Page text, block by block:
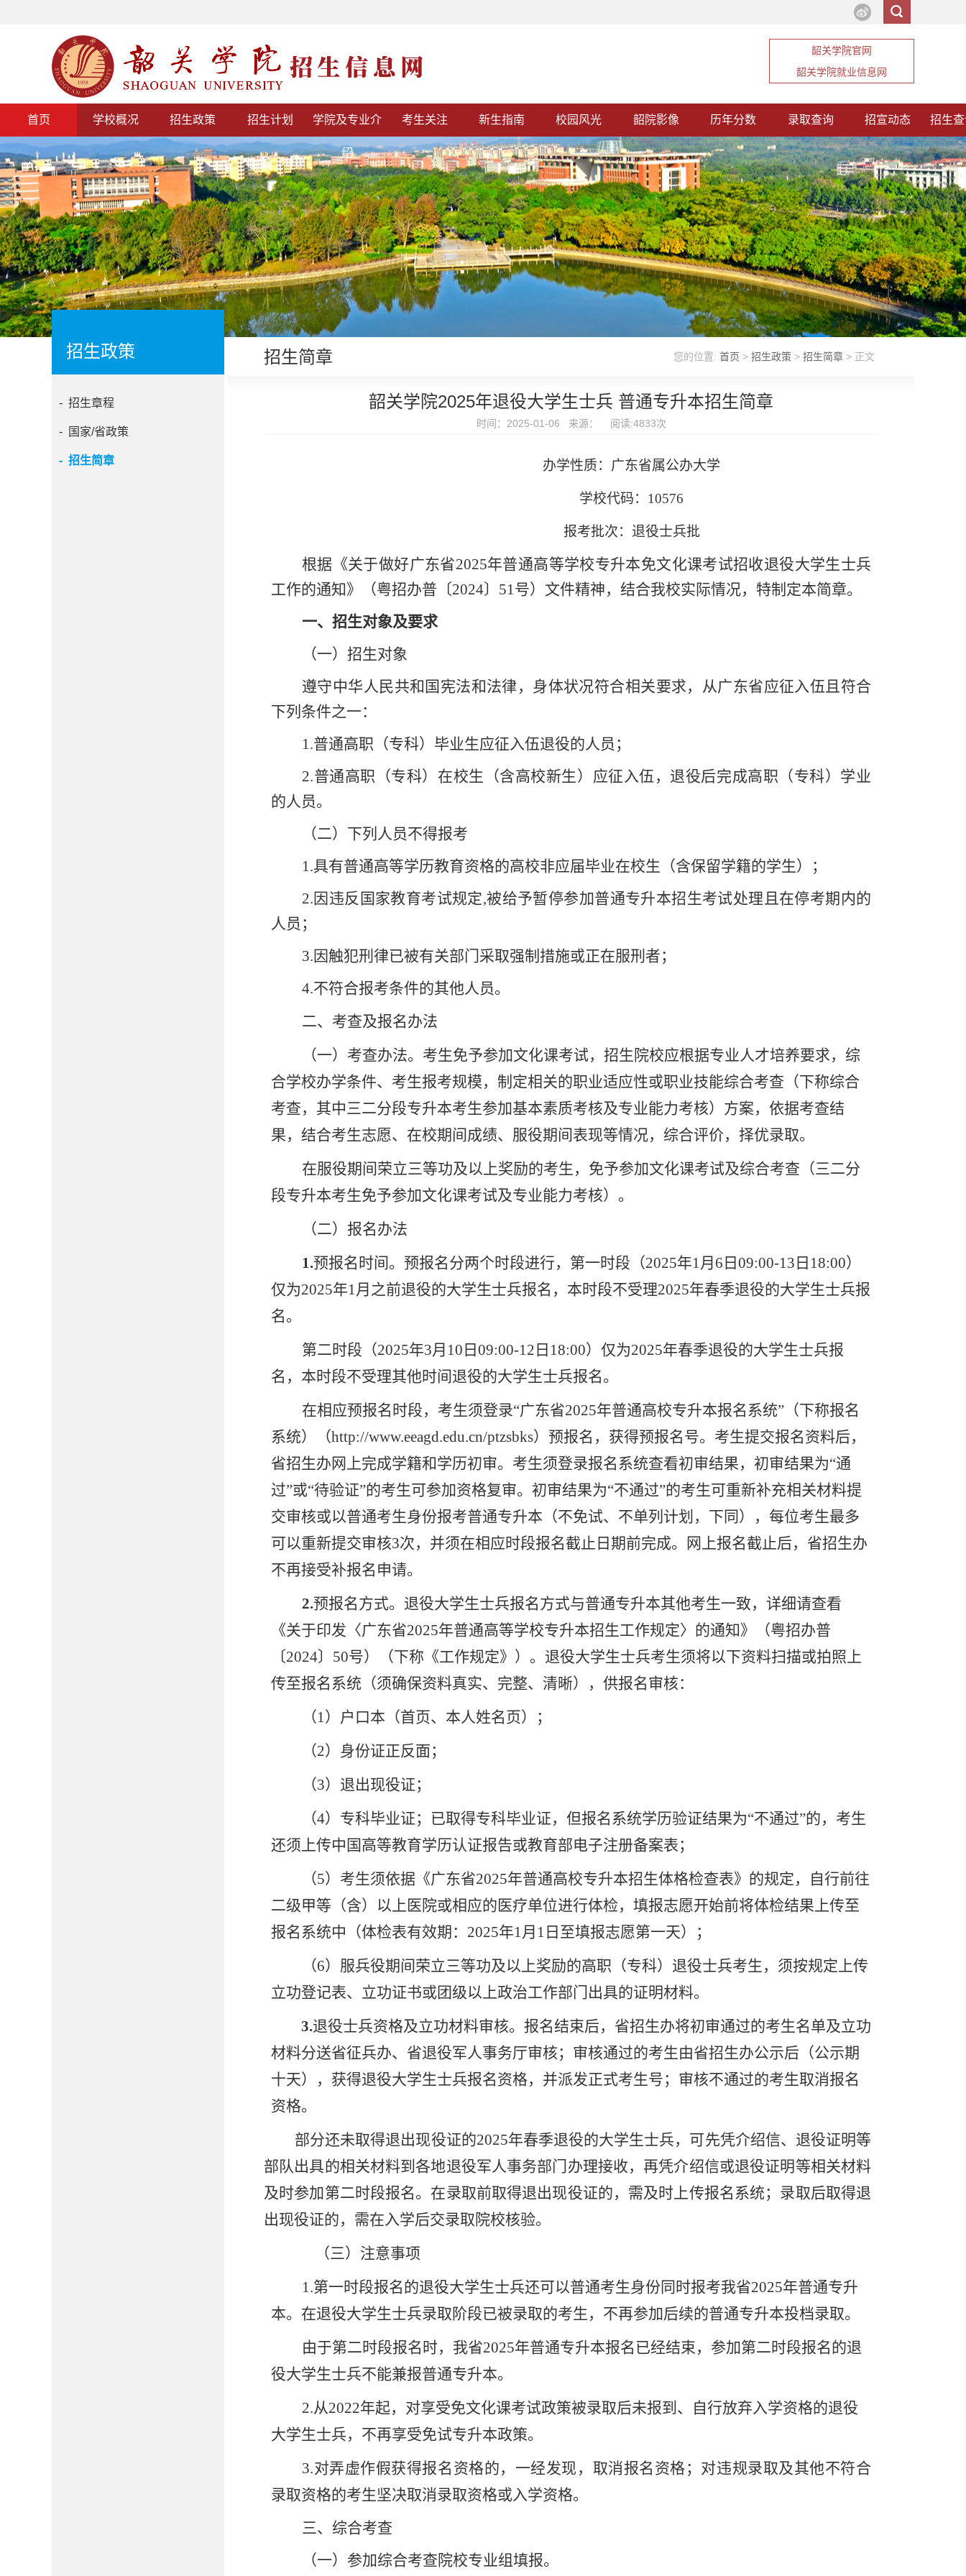
韶关学院官网
韶关学院就业信息网
首页 学校概况 招生政策 招生计划 学院及专业介
绍
考生关注 新生指南 校园风光 韶院影像 历年分数 录取查询 招宣动态 招生
招生政策
- 招生章程
- 国家/省政策
- 招生简章
招生简章 您的位置: 首页 > 招生政策 > 招生简章 > 正文
韶关学院2025年退役大学生士兵 普通专升本招生简章
时间：2025-01-06 来源： 阅读:4833次
办学性质： 广东省属公办大学
学校代码： 10576
报考批次：退役士兵批
根据《关于做好广东省2025年普通高等学校专升本免文化课考试招收退役大学生士兵
工作的通知》（粤招办普〔2024〕 51号） 文件精神，结合我校实际情况，特制定本简章。
一、招生对象及要求
（一）招生对象
遵守中华人民共和国宪法和法律，身体状况符合相关要求，从广东省应征入伍且符合
下列条件之一：
1.普通高职（专科）毕业生应征入伍退役的人员；
2.普通高职（专科）在校生（含高校新生）应征入伍，退役后完成高职（专科）学业
的人员。
（二）下列人员不得报考
1.具有普通高等学历教育资格的高校非应届毕业在校生（含保留学籍的学生）；
2.因违反国家教育考试规定,被给予暂停参加普通专升本招生考试处理且在停考期内的
人员；
3.因触犯刑律已被有关部门采取强制措施或正在服刑者；
4.不符合报考条件的其他人员。
二、考查及报名办法
（一）考查办法。 考生免予参加文化课考试，招生院校应根据专业人才培养要求，综
合学校办学条件、考生报考规模，制定相关的职业适应性或职业技能综合考查（下称综合
考查，其中三二分段专升本考生参加基本素质考核及专业能力考核）方案，依据考查结
果，结合考生志愿、在校期间成绩、服役期间表现等情况，综合评价，择优录取。
在服役期间荣立三等功及以上奖励的考生，免予参加文化课考试及综合考查（三二分
段专升本考生免予参加文化课考试及专业能力考核）。
（二）报名办法
1.预报名时间。预报名分两个时段进行，第一时段（2025年1月6日09:00-13日18:00）
仅为2025年1月之前退役的大学生士兵报名，本时段不受理2025年春季退役的大学生士兵报
名。
第二时段（2025年3月10日09:00-12日18:00）仅为2025年春季退役的大学生士兵报
名，本时段不受理其他时间退役的大学生士兵报名。
在相应预报名时段， 考生须登录“广东省2025年普通高校专升本报名系统” （下称报名
系统）（http://www.eeagd.edu.cn/ptzsbks）预报名，获得预报名号。考生提交报名资料后，
省招生办网上完成学籍和学历初审。考生须登录报名系统查看初审结果，初审结果为“通
过”或“待验证”的考生可参加资格复审。 初审结果为“不通过”的考生可重新补充相关材料提
交审核或以普通考生身份报考普通专升本（不免试、不单列计划，下同），每位考生最多
可以重新提交审核3次，并须在相应时段报名截止日期前完成。网上报名截止后，省招生办
不再接受补报名申请。
2.预报名方式。退役大学生士兵报名方式与普通专升本其他考生一致，详细请查看
《关于印发〈广东省2025年普通高等学校专升本招生工作规定〉的通知》（粤招办普
〔2024〕50号）（下称《工作规定》）。退役大学生士兵考生须将以下资料扫描或拍照上
传至报名系统（须确保资料真实、完整、清晰）， 供报名审核：
（1）户口本（首页、本人姓名页）；
（2）身份证正反面；
（3）退出现役证；
（4）专科毕业证；已取得专科毕业证，但报名系统学历验证结果为“不通过”的，考生
还须上传中国高等教育学历认证报告或教育部电子注册备案表；
（5）考生须依据《广东省2025年普通高校专升本招生体格检查表》的规定，自行前往
二级甲等（含）以上医院或相应的医疗单位进行体检，填报志愿开始前将体检结果上传至
报名系统中（体检表有效期： 2025年1月 1 日至填报志愿第一天）；
（6）服兵役期间荣立三等功及以上奖励的高职（专科）退役士兵考生，须按规定 上传
立功登记表、立功证书或团级以上政治工作部门出具的证明材料。
3.退役士兵资格及立功材料审核。 报名结束后，省招生办将初审通过的考生名单及立功
材料分送省征兵办、省退役军人事务厅审核；审核通过的考生由省招生办公示后（公示期
十天），获得退役大学生士兵报名资格，并派发正式考生号；审核不通过的考生取消报名
资格。
部分还未取得退出现役证的2025年春季退役的大学生士兵， 可先凭介绍信、退役证明等
部队出具的相关材料到各地退役军人事务部门 办理接收，再凭介绍信或退役证明等相关材料
及时参加第二时段报名。 在录取前取得退出现役证的，需及时上传报名系统；录取后取得退
出现役证的，需在入学后交录取院校核验。
（三）注意事项
1.第一时段报名的退役大学生士兵还可以普通考生身份同时报考我省2025年普通专升
本。 在退役大学生士兵录取阶段已被录取的考生，不再参加后续的普通专升本投档录取。
由于第二时段报名时，我省2025年普通专升本报名已经结束，参加第二时段报名的退
役大学生士兵不能兼报普通专升本。
2.从2022年起，对享受免文化课考试政策被录取后未报到、自行放弃入学资格的退役
大学生士兵，不再享受免试专升本政策。
3.对弄虚作假获得报名资格的，一经发现，取消报名资格；对违规录取及其他不符合
录取资格的考生坚决取消录取资格或入学资格。
三、 综合考查
（一）参加综合考查院校专业组填报。